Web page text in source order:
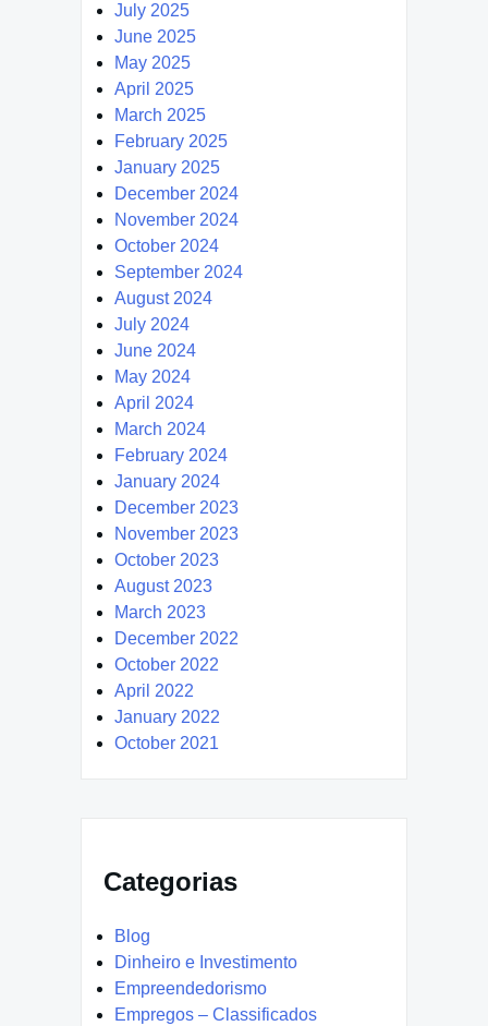
July 2025
June 2025
May 2025
April 2025
March 2025
February 2025
January 2025
December 2024
November 2024
October 2024
September 2024
August 2024
July 2024
June 2024
May 2024
April 2024
March 2024
February 2024
January 2024
December 2023
November 2023
October 2023
August 2023
March 2023
December 2022
October 2022
April 2022
January 2022
October 2021
Categorias
Blog
Dinheiro e Investimento
Empreendedorismo
Empregos – Classificados